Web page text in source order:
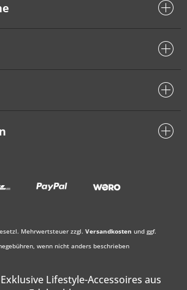
Mehrwertsteuer zzgl. Versandkosten und ggf.
wenn nicht anders beschrieben
Lifestyle-Accessoires aus